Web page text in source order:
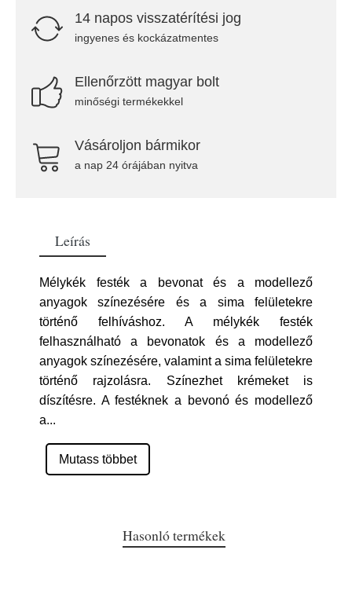
14 napos visszatérítési jog
ingyenes és kockázatmentes
Ellenőrzött magyar bolt
minőségi termékekkel
Vásároljon bármikor
a nap 24 órájában nyitva
Leírás
Mélykék festék a bevonat és a modellező
anyagok színezésére és a sima felületekre
történő felhíváshoz. A mélykék festék
felhasználható a bevonatok és a modellező
anyagok színezésére, valamint a sima felületekre
történő rajzolásra. Színezhet krémeket is
díszítésre. A festéknek a bevonó és modellező
a...
Mutass többet
Hasonló termékek